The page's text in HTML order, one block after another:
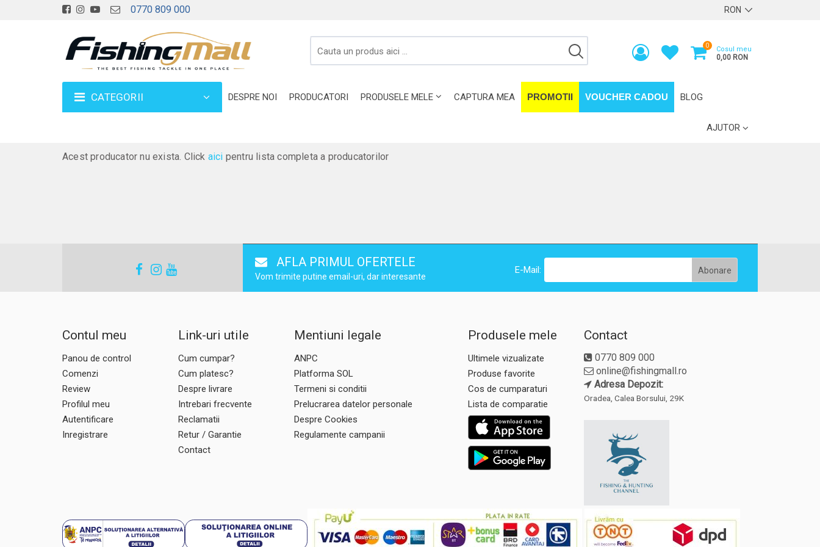
0770 809 000
0 Cosul meu
0,00 RON
CATEGORII DESPRE NOI PRODUCATORI PRODUSELE MELE CAPTURA MEA PROMOTII VOUCHER CADOU BLOG
AJUTOR
Acest producator nu exista. Click aici pentru lista completa a producatorilor
AFLA PRIMUL OFERTELE
Vom trimite putine email-uri, dar interesante
E-Mail:
Contul meu
Panou de control
Comenzi
Review
Profilul meu
Autentificare
Inregistrare
Link-uri utile
Cum cumpar?
Cum platesc?
Despre livrare
Intrebari frecvente
Reclamatii
Retur / Garantie
Contact
Mentiuni legale
ANPC
Platforma SOL
Termeni si conditii
Prelucrarea datelor personale
Despre Cookies
Regulamente campanii
Produsele mele
Ultimele vizualizate
Produse favorite
Cos de cumparaturi
Lista de comparatie
Contact
0770 809 000
online@fishingmall.ro
Adresa Depozit:
Oradea, Calea Borsului, 29K